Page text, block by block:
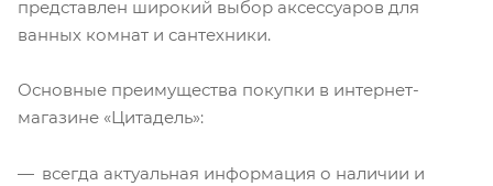
представлен широкий выбор аксессуаров для
ванных комнат и сантехники.
Основные преимущества покупки в интернет-
магазине «Цитадель»:
всегда актуальная информация о наличии и